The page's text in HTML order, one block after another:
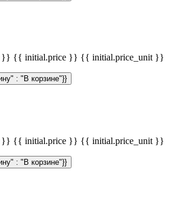
}} {{ initial.price }} {{ initial.price_unit }}
{{!addCart ? "В корзину" : "В корзине"}}
}} {{ initial.price }} {{ initial.price_unit }}
{{!addCart ? "В корзину" : "В корзине"}}